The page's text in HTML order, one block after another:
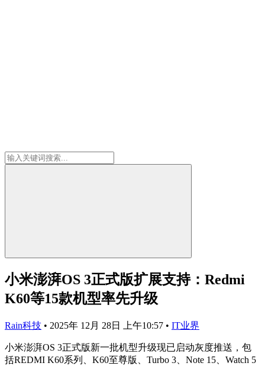
小米澎湃OS 3正式版扩展支持：Redmi
K60等15款机型率先升级
Rain科技 • 2025年 12月 28日 上午10:57 • IT业界
小米澎湃OS 3正式版新一批机型升级现已启动灰度推送，包
括REDMI K60系列、K60至尊版、Turbo 3、Note 15、Watch 5